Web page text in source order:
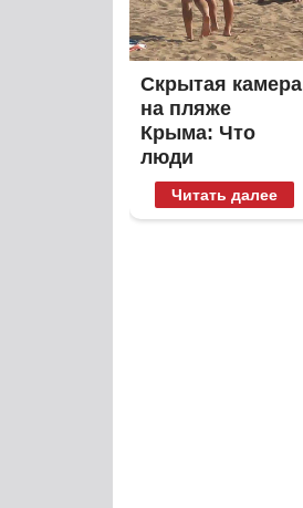
Скрытая камера
на пляже
Крыма: Что
люди
вытворяют,
когда их не
Читать далее